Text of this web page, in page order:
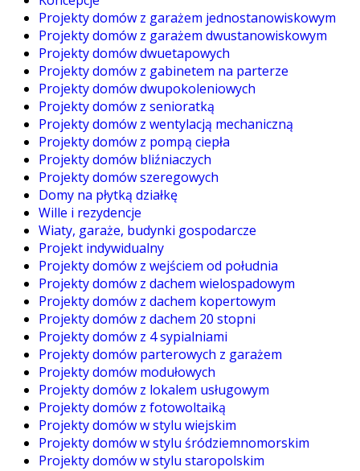
Projekty domów z garażem jednostanowiskowym
Projekty domów z garażem dwustanowiskowym
Projekty domów dwuetapowych
Projekty domów z gabinetem na parterze
Projekty domów dwupokoleniowych
Projekty domów z senioratką
Projekty domów z wentylacją mechaniczną
Projekty domów z pompą ciepła
Projekty domów bliźniaczych
Projekty domów szeregowych
Domy na płytką działkę
Wille i rezydencje
Wiaty, garaże, budynki gospodarcze
Projekt indywidualny
Projekty domów z wejściem od południa
Projekty domów z dachem wielospadowym
Projekty domów z dachem kopertowym
Projekty domów z dachem 20 stopni
Projekty domów z 4 sypialniami
Projekty domów parterowych z garażem
Projekty domów modułowych
Projekty domów z lokalem usługowym
Projekty domów z fotowoltaiką
Projekty domów w stylu wiejskim
Projekty domów w stylu śródziemnomorskim
Projekty domów w stylu staropolskim